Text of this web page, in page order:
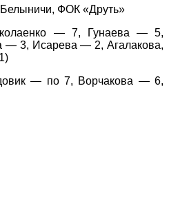
Белыничи, ФОК «Друть»
— 7, Гунаева — 5,
— 3, Исарева — 2, Агалакова,
— по 7, Ворчакова — 6,